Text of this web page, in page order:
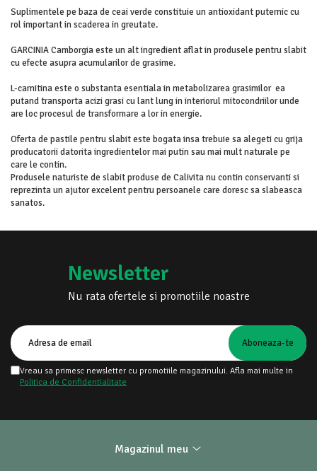
Suplimentele pe baza de ceai verde constituie un antioxidant puternic cu
rol important in scaderea in greutate.
GARCINIA Camborgia este un alt ingredient aflat in produsele pentru slabit
cu efecte asupra acumularilor de grasime.
L-carnitina este o substanta esentiala in metabolizarea grasimilor ea
putand transporta acizi grasi cu lant lung in interiorul mitocondriilor unde
are loc procesul de transformare a lor in energie.
Oferta de pastile pentru slabit este bogata insa trebuie sa alegeti cu grija
producatorii datorita ingredientelor mai putin sau mai mult naturale pe
care le contin.
Produsele naturiste de slabit produse de Calivita nu contin conservanti si
reprezinta un ajutor excelent pentru persoanele care doresc sa slabeasca
sanatos.
Newsletter
Nu rata ofertele si promotiile noastre
Vreau sa primesc newsletter cu promotiile magazinului. Afla mai multe in
Politica de Confidentialitate
Magazinul meu